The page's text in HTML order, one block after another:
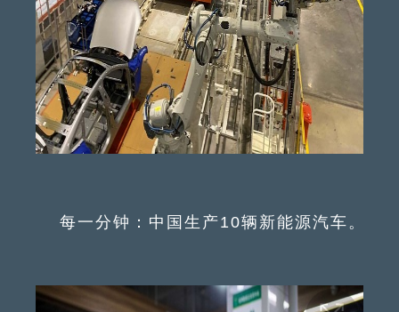
每一分钟：中国生产10辆新能源汽车。